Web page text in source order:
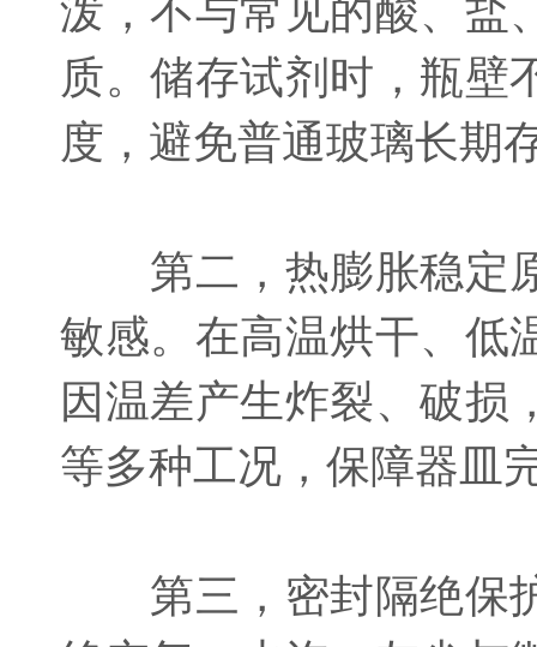
泼，不与常见的酸、盐
质。储存试剂时，瓶壁
度，避免普通玻璃长期
第二，热膨胀稳定原
敏感。在高温烘干、低
因温差产生炸裂、破损
等多种工况，保障器皿
第三，密封隔绝保护